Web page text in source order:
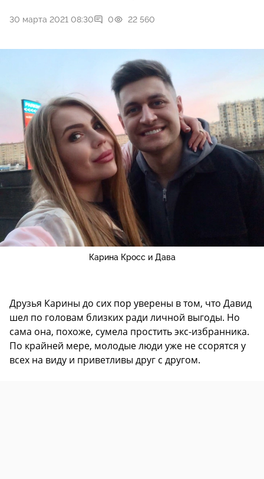
30 марта 2021 08:30 0 22 560
Карина Кросс и Дава
Друзья Карины до сих пор уверены в том, что Давид
шел по головам близких ради личной выгоды. Но
сама она, похоже, сумела простить экс-избранника.
По крайней мере, молодые люди уже не ссорятся у
всех на виду и приветливы друг с другом.